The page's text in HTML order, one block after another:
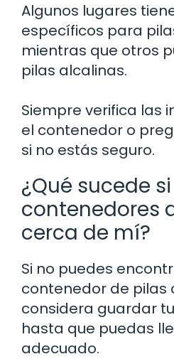
Algunos lugares
específicos para
mientras que otros
pilas alcalinas.
Siempre verifica las
el contenedor o
si no estás seguro.
¿Qué sucede
contenedores
cerca de mí?
Si no puedes
contenedor de pilas
considera guardar
hasta que puedas
adecuado.